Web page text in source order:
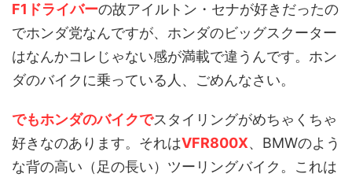
F1ドライバーの故アイルトン・セナが好きだったの
でホンダ党なんですが、ホンダのビッグスクーター
はなんかコレじゃない感が満載で違うんです。ホン
ダのバイクに乗っている人、ごめんなさい。
でもホンダのバイクでスタイリングがめちゃくちゃ
好きなのあります。それはVFR800X、BMWのよう
な背の高い（足の長い）ツーリングバイク。これは